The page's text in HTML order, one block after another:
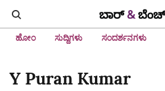
ಹೋಂ ಸುದ್ದಿಗಳು ಸಂದರ್ಶನಗಳು
Y Puran Kumar